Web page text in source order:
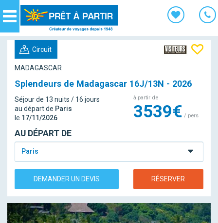
Navigation
Circuit
MADAGASCAR
Splendeurs de Madagascar 16J/13N - 2026
Séjour de 13 nuits / 16 jours
au départ de Paris
le 17/11/2026
à partir de
3539€ / pers
AU DÉPART DE
Paris
DEMANDER UN DEVIS RÉSERVER
Panneau de gestion des cookies